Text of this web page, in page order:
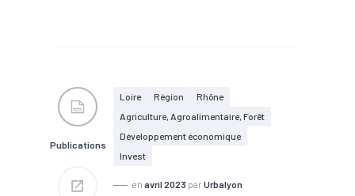
industrielle et territoriale
#Métropole
Publications
Loire Région
Rhône
Agriculture, Agroalimentaire, Forêt
Développement économique
Invest
en avril 2023 par Urbalyon